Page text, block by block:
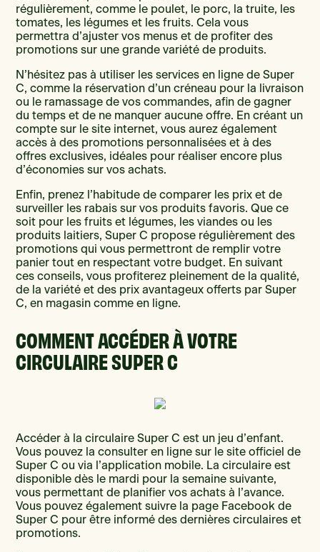
régulièrement, comme le poulet, le porc, la truite, les
tomates, les légumes et les fruits. Cela vous
permettra d’ajuster vos menus et de profiter des
promotions sur une grande variété de produits.
N’hésitez pas à utiliser les services en ligne de Super
C, comme la réservation d’un créneau pour la livraison
ou le ramassage de vos commandes, afin de gagner
du temps et de ne manquer aucune offre. En créant un
compte sur le site internet, vous aurez également
accès à des promotions personnalisées et à des
offres exclusives, idéales pour réaliser encore plus
d’économies sur vos achats.
Enfin, prenez l’habitude de comparer les prix et de
surveiller les rabais sur vos produits favoris. Que ce
soit pour les fruits et légumes, les viandes ou les
produits laitiers, Super C propose régulièrement des
promotions qui vous permettront de remplir votre
panier tout en respectant votre budget. En suivant
ces conseils, vous profiterez pleinement de la qualité,
de la variété et des prix avantageux offerts par Super
C, en magasin comme en ligne.
COMMENT ACCÉDER À VOTRE
CIRCULAIRE SUPER C
Accéder à la circulaire Super C est un jeu d’enfant.
Vous pouvez la consulter en ligne sur le site officiel de
Super C ou via l’application mobile. La circulaire est
disponible dès le mardi pour la semaine suivante,
vous permettant de planifier vos achats à l’avance.
Vous pouvez également suivre la page Facebook de
Super C pour être informé des dernières circulaires et
promotions.